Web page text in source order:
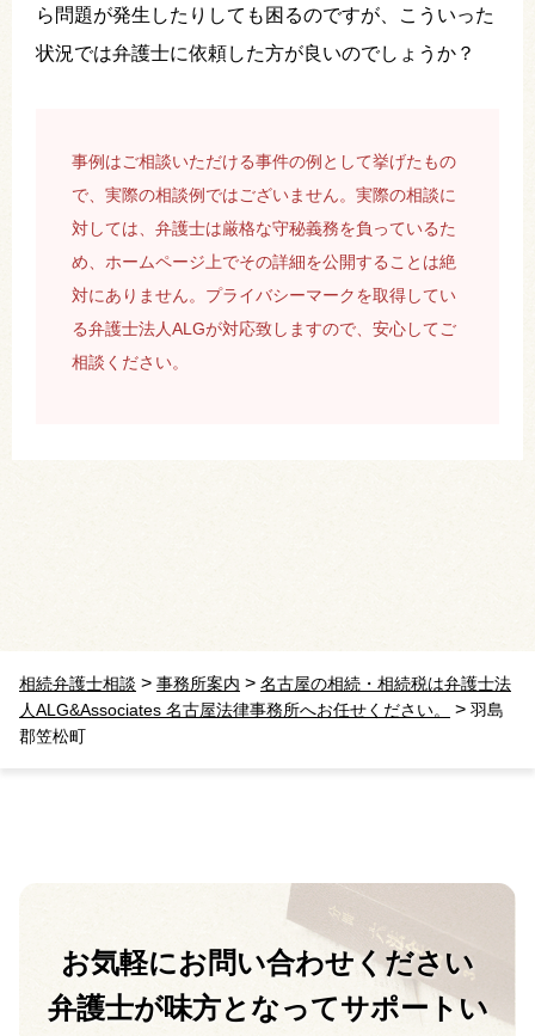
ら問題が発生したりしても困るのですが、こういった
状況では弁護士に依頼した方が良いのでしょうか？
事例はご相談いただける事件の例として挙げたもの
で、実際の相談例ではございません。実際の相談に
対しては、弁護士は厳格な守秘義務を負っているた
め、ホームページ上でその詳細を公開することは絶
対にありません。プライバシーマークを取得してい
る弁護士法人ALGが対応致しますので、安心してご
相談ください。
相続弁護士相談 > 事務所案内 > 名古屋の相続・相続税は弁護士法
人ALG&Associates 名古屋法律事務所へお任せください。
> 羽島
郡笠松町
お気軽にお問い合わせください
弁護士が味方となってサポートい